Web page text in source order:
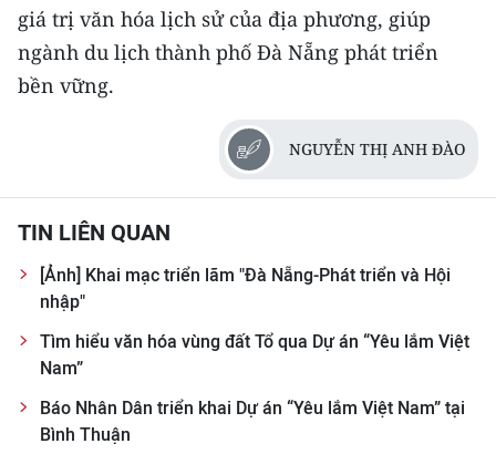
giá trị văn hóa lịch sử của địa phương, giúp
ngành du lịch thành phố Đà Nẵng phát triển
bền vững.
NGUYỄN THỊ ANH ĐÀO
TIN LIÊN QUAN
[Ảnh] Khai mạc triển lãm "Đà Nẵng-Phát triển và Hội
nhập"
Tìm hiểu văn hóa vùng đất Tổ qua Dự án “Yêu lắm Việt
Nam”
Báo Nhân Dân triển khai Dự án “Yêu lắm Việt Nam” tại
Bình Thuận